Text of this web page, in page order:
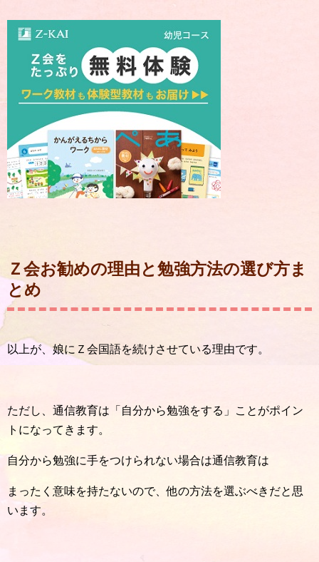
Ｚ会お勧めの理由と勉強方法の選び方ま
とめ
以上が、娘にＺ会国語を続けさせている理由です。
ただし、通信教育は「自分から勉強をする」ことがポイン
トになってきます。
自分から勉強に手をつけられない場合は通信教育は
まったく意味を持たないので、他の方法を選ぶべきだと思
います。